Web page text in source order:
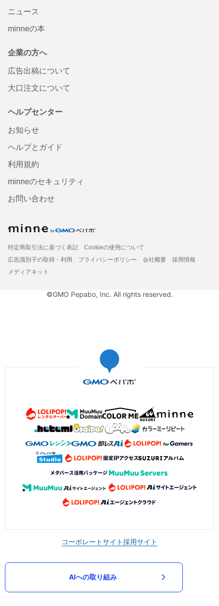
ニュース
minneの本
企業の方へ
広告出稿について
大口注文について
ヘルプセンター
お知らせ
ヘルプとガイド
利用規約
minneのセキュリティ
お問い合わせ
特定商取引法に基づく表記
Cookieの使用について
広告識別子の取得・利用
プライバシーポリシー 会社概要
採用情報
メディアキット
©GMO Pepabo, Inc. All rights reserved.
コーポレートサイト採用サイト
AIへの取り組み